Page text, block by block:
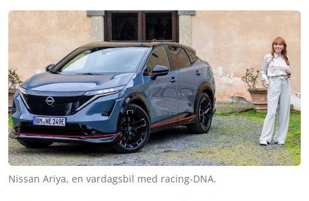
Nissan Ariya, en vardagsbil med racing-DNA.